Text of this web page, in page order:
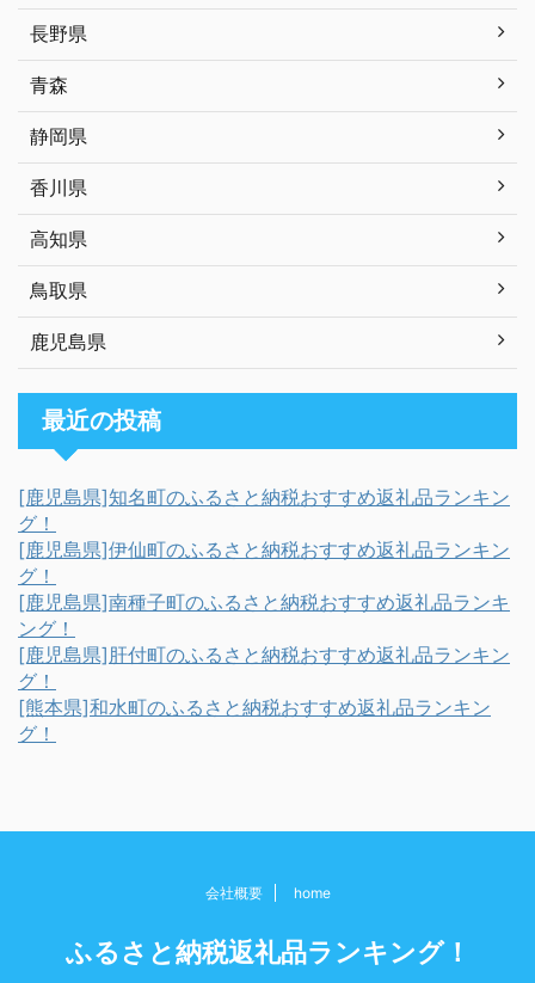
長野県
青森
静岡県
香川県
高知県
鳥取県
鹿児島県
最近の投稿
[鹿児島県]知名町のふるさと納税おすすめ返礼品ランキン
グ！
[鹿児島県]伊仙町のふるさと納税おすすめ返礼品ランキン
グ！
[鹿児島県]南種子町のふるさと納税おすすめ返礼品ランキ
ング！
[鹿児島県]肝付町のふるさと納税おすすめ返礼品ランキン
グ！
[熊本県]和水町のふるさと納税おすすめ返礼品ランキン
グ！
会社概要 home
ふるさと納税返礼品ランキング！